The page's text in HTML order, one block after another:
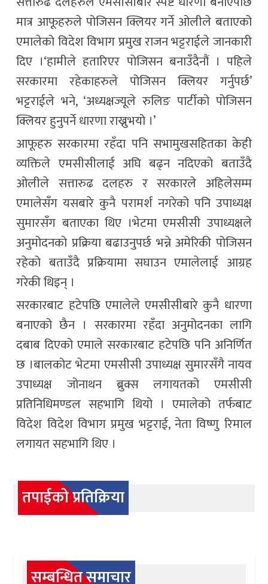
मात्र आफूहरुले पोजिसन क्लियर गर्ने ओलीले बताएको
एमालेको विदेश विभाग प्रमुख राजन भट्टराईले जानकारी
दिए ।‘हामीले हतारिएर पोजिसन बनाउँदैनौं । पहिले
सरकारमा रहेकाहरुले पोजिसन क्लियर गर्नुपर्छ’
भट्टराईले भने, ‘अध्यक्षज्यूले रुलिङ पार्टीको पोजिसन
क्लियर हुनुपर्ने धारणा राख्नुभयो ।’
आफूहरु सरकारमा रहँदा पनि सभामुखसहितका केही
व्यक्तिले एमसीसीलाई अघि बढ्न नदिएको बताउँदै
ओलीले सत्तारुढ दलहरु र सरकारले अहिलेसम्म
एमालेसँग यसबारे कुनै परामर्श नगरेको पनि उपाध्यक्ष
सुमारसँग बताएका थिए ।भेटमा एमसीसी उपाध्यक्षले
अनुमोदनको प्रक्रिया बढाउनुपर्छ भन्ने अमेरिकी पोजिसन
रहेको बताउँदै प्रक्रियामा सघाउन एमालेलाई आग्रह
गरेकी थिइन् ।
सरकारबाट हटेपछि एमालेले एमसीसीबारे कुनै धारणा
बनाएको छैन । सरकारमा रहँदा अनुमोदनका लागि
दबाब दिएको एमाले सरकारबाट हटेपछि पनि अनिर्णित
छ ।बालकोट भेटमा एमसीसी उपाध्यक्ष सुमारसँगै नायव
उपाध्यक्ष जोनाथन ब्रुक्स लगायतको एमसीसी
प्रतिनिधिमण्डल सहभागि थियो । एमालेको तर्फबाट
विदेश विदेश विभाग प्रमुख भट्टराई, नेता विष्णु रिमाल
लगायत सहभागि थिए ।
तपाईको प्रतिक्रिया
सम्बन्धित समाचार